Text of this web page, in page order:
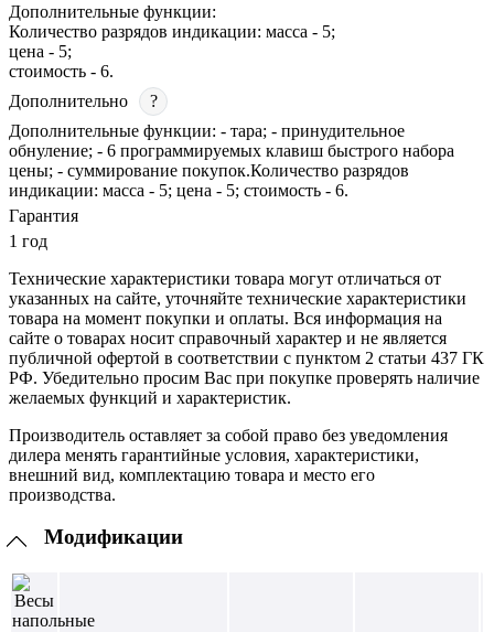
Дополнительные функции:
Количество разрядов индикации: масса - 5;
цена - 5;
стоимость - 6.
Дополнительно
?
Дополнительные функции: - тара; - принудительное
обнуление; - 6 программируемых клавиш быстрого набора
цены; - суммирование покупок.Количество разрядов
индикации: масса - 5; цена - 5; стоимость - 6.
Гарантия
1 год
Технические характеристики товара могут отличаться от
указанных на сайте, уточняйте технические характеристики
товара на момент покупки и оплаты. Вся информация на
сайте о товарах носит справочный характер и не является
публичной офертой в соответствии с пунктом 2 статьи 437 ГК
РФ. Убедительно просим Вас при покупке проверять наличие
желаемых функций и характеристик.
Производитель оставляет за собой право без уведомления
дилера менять гарантийные условия, характеристики,
внешний вид, комплектацию товара и место его
производства.
Модификации